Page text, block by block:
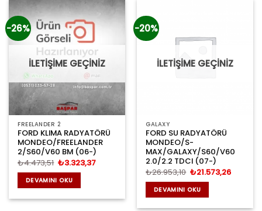
-26%
İLETİŞİME GEÇİNİZ
FREELANDER 2
FORD KLIMA RADYATÖRÜ
MONDEO/FREELANDER
2/S60/V60 BM (06-)
₺4.473,51 Orijinal
fiyat:
₺4.473,51.
₺3.323,37Şu
DEVAMINI OKU
-20%
İLETİŞİME GEÇİNİZ
GALAXY
FORD SU RADYATÖRÜ
MONDEO/S-
MAX/GALAXY/S60/V60
2.0/2.2 TDCI (07-)
₺26.953,10 Orijinal
fiyat:
₺26.953,10.
₺21.573,26Şu
DEVAMINI OKU